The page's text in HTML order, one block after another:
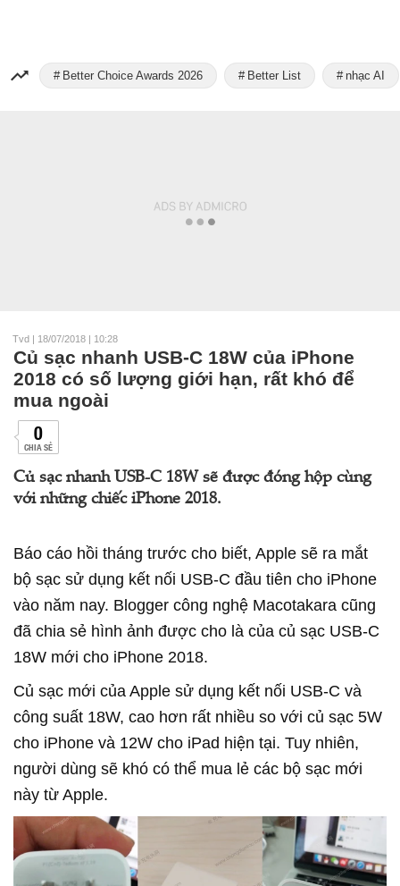
Better Choice Awards 2026 Better List nhạc AI
Tvd | 18/07/2018 | 10:28
Củ sạc nhanh USB-C 18W của iPhone
2018 có số lượng giới hạn, rất khó để
mua ngoài
0
CHIA SẺ
Củ sạc nhanh USB-C 18W sẽ được đóng hộp cùng
với những chiếc iPhone 2018.
Báo cáo hồi tháng trước cho biết, Apple sẽ ra mắt
bộ sạc sử dụng kết nối USB-C đầu tiên cho iPhone
vào năm nay. Blogger công nghệ Macotakara cũng
đã chia sẻ hình ảnh được cho là của củ sạc USB-C
18W mới cho iPhone 2018.
Củ sạc mới của Apple sử dụng kết nối USB-C và
công suất 18W, cao hơn rất nhiều so với củ sạc 5W
cho iPhone và 12W cho iPad hiện tại. Tuy nhiên,
người dùng sẽ khó có thể mua lẻ các bộ sạc mới
này từ Apple.